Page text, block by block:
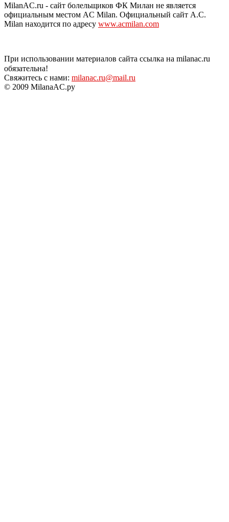
MilanAC.ru - сайт болельщиков ФК Милан не является
официальным местом AC Milan. Официальный сайт A.C.
Milan находится по адресу www.acmilan.com
При использовании материалов сайта ссылка на milanac.ru
обязательна!
Свяжитесь с нами: milanac.ru@mail.ru
© 2009 MilanaAC.ру